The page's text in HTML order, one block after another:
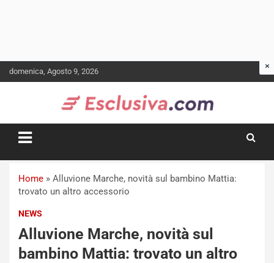
Skip
to
domenica, Agosto 9, 2026
Home » Alluvione Marche, novità sul bambino Mattia:
trovato un altro accessorio
NEWS
Alluvione Marche, novità sul
bambino Mattia: trovato un altro